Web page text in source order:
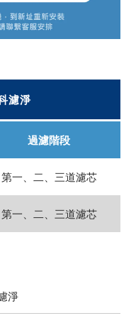
濾淨
過濾階段
第一、二、三道濾芯
第一、二、三道濾芯
淨